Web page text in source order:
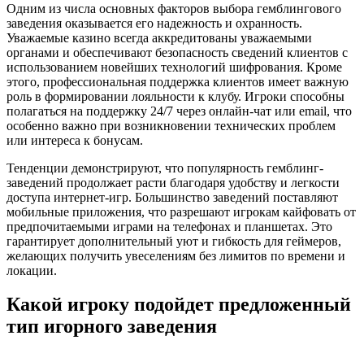
Одним из числа основных факторов выбора гемблингового
заведения оказывается его надежность и охранность.
Уважаемые казино всегда аккредитованы уважаемыми
органами и обеспечивают безопасность сведений клиентов с
использованием новейших технологий шифрования. Кроме
этого, профессиональная поддержка клиентов имеет важную
роль в формировании лояльности к клубу. Игроки способны
полагаться на поддержку 24/7 через онлайн-чат или email, что
особенно важно при возникновении технических проблем
или интереса к бонусам.
Тенденции демонстрируют, что популярность гемблинг-
заведений продолжает расти благодаря удобству и легкости
доступа интернет-игр. Большинство заведений поставляют
мобильные приложения, что разрешают игрокам кайфовать от
предпочитаемыми играми на телефонах и планшетах. Это
гарантирует дополнительный уют и гибкость для геймеров,
желающих получить увеселениям без лимитов по времени и
локации.
Какой игроку подойдет предложенный
тип игорного заведения